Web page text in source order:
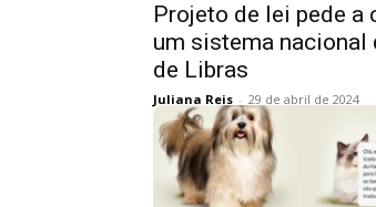
Projeto de lei pede a
um sistema nacional
de Libras
Juliana Reis - 29 de abril de 2024